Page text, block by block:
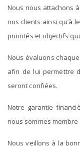
Nous nous attachons
nos clients ainsi qu’à
priorités et objectifs
Nous évaluons
afin de lui permettre
seront confiées.
Notre garantie
nous sommes membre
Nous veillons à la